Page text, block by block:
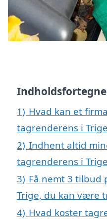
1) Hvad kan et
tagrenderens i
2) Indhent altid
tagrenderens i Trige
3) Få nemt 3 tilbud
Trige, du kan være
4) Hvad koster